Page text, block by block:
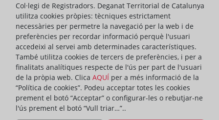
ACTUALITAT DEL DEGANAT
Col·legi de Registradors. Deganat Territorial de Catalunya
utilitza cookies pròpies: tècniques estrictament
necessàries per permetre la navegació per la web i de
preferències per recordar informació perquè l'usuari
accedeixi al servei amb determinades característiques.
També utilitza cookies de tercers de preferències, i per a
finalitats analítiques respecte de l'ús per part de l'usuari
de la pròpia web. Clica AQUÍ per a més informació de la
“Política de cookies”. Podeu acceptar totes les cookies
prement el botó “Acceptar” o configurar-les o rebutjar-ne
l'ús prement el botó “Vull triar…”..